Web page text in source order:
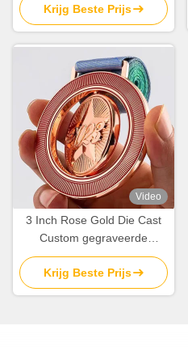
Krijg Beste Prijs
Video
3 Inch Rose Gold Die Cast
Custom gegraveerde
medailles voor sport en
prijzen
Krijg Beste Prijs